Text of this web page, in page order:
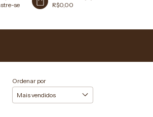
se
R$0,00
Ordenar por